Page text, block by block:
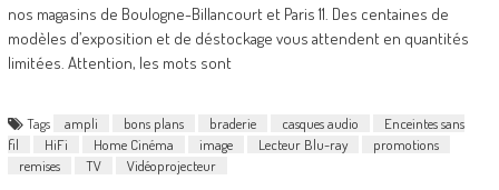
nos magasins de Boulogne-Billancourt et Paris 11. Des centaines de
modèles d’exposition et de déstockage vous attendent en quantités
limitées. Attention, les mots sont
Tags ampli bons plans braderie casques audio
Enceintes sans
fil
HiFi Home Cinéma image Lecteur Blu-ray
promotions
remises
TV Vidéoprojecteur